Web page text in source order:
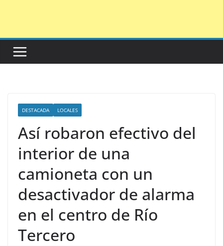
DESTACADA LOCALES
Así robaron efectivo del
interior de una
camioneta con un
desactivador de alarma
en el centro de Río
Tercero